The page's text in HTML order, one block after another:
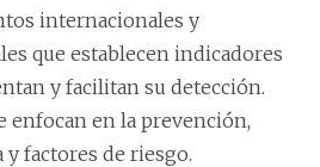
internacionales y
que establecen indicadores
y facilitan su detección.
enfocan en la prevención,
factores de riesgo.